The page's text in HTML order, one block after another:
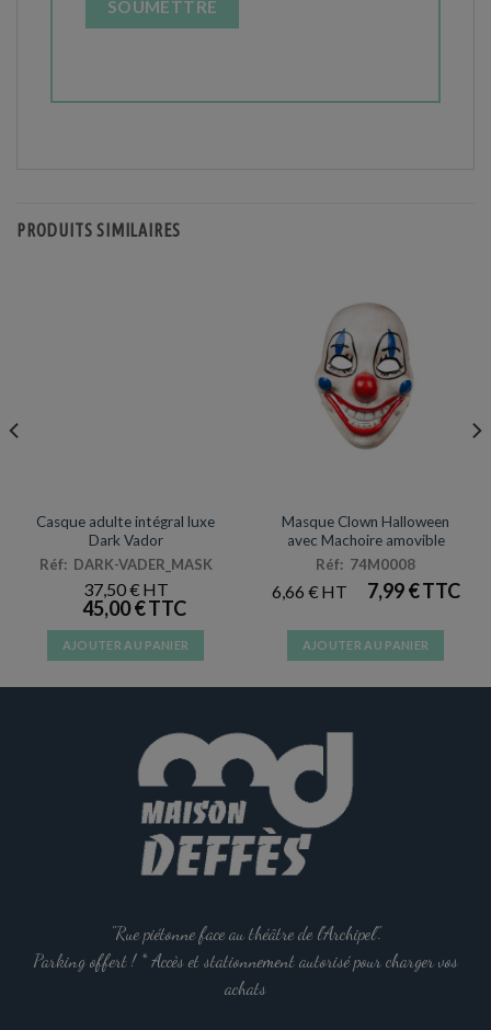
PRODUITS SIMILAIRES
Prix en baisse
Casque adulte intégral luxe
Dark Vador
Réf: DARK-VADER_MASK
37,50€
45,00€
AJOUTER AU PANIER
Masque Clown Halloween
avec Machoire amovible
Réf: 74M0008
6,66 € 7,99€
AJOUTER AU PANIER
"Rue piétonne face au théâtre de l'Archipel".
Parking offert ! * Accès et stationnement autorisé pour charger vos
achats